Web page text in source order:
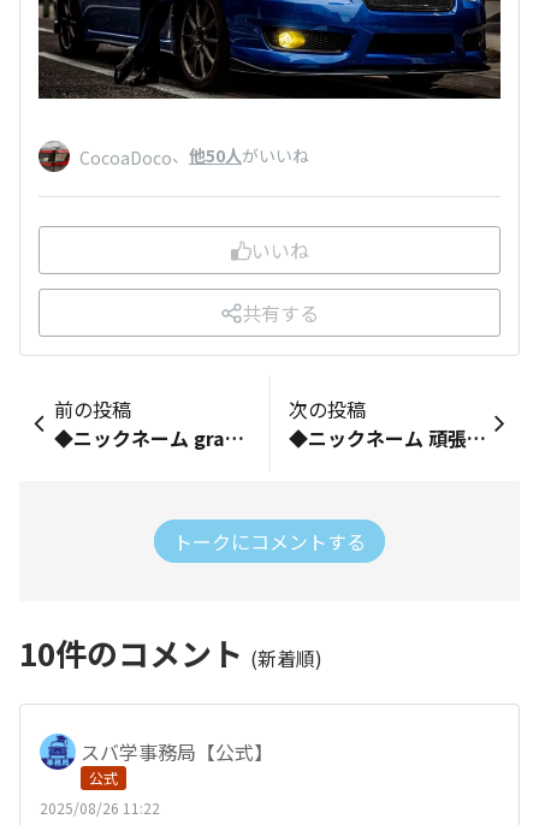
CocoaDoco、 他50人がいいね
いいね
共有する
前の投稿
◆ニックネーム grace ◆お乗りの車種（乗りたい車種でもOK） BRZ ZD8 B ◆ご自由に自己紹介をどうぞ！ はじまして。気がつけば還暦まであと数年となり軽自動車を乗り継いで来ました。子供の頃から憧れ続けて来たスポーツカーは夢の夢でしたが、数年前に発表されたBRZに一目惚れし、人生最後の車として思い切って購入しました。スバルも初めて、スポーツカーも初めて、マニュアル車も初めての私です。どうぞ宜しくお願いします。
次の投稿
◆ニックネーム 頑張るお父さん ◆お乗りの車種（乗りたい車種でもOK） フォレスター premium EX ◆ご自由に自己紹介をどうぞ！ はじめまして。 私の人生初の購入した車は2代目レガシー。マフラーを変えて不等長サウンドを楽しんでいました。3代目も経験。 海外出向で長らくスバルから離れていましたが、この度、戻って来ました。 よろしくお願いします🙇
トークにコメントする
10件のコメント (新着順)
スバ学事務局【公式】
公式
2025/08/26 11:22